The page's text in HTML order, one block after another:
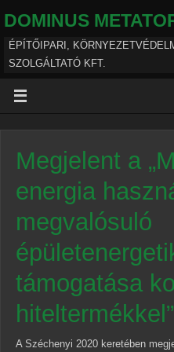
DOMINUS
ÉPÍTŐIPARI,
SZOLGÁLTATÓ KFT.
Megjelent a
energia
megvalósuló
támogatása
A Széchenyi 2020 keretében